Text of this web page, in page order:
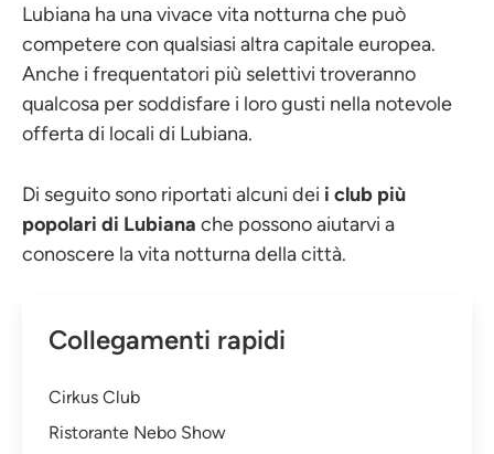
Lubiana ha una vivace vita notturna che può
competere con qualsiasi altra capitale europea.
Anche i frequentatori più selettivi troveranno
qualcosa per soddisfare i loro gusti nella notevole
offerta di locali di Lubiana.
Di seguito sono riportati alcuni dei i club più
popolari di Lubiana che possono aiutarvi a
conoscere la vita notturna della città.
Collegamenti rapidi
Cirkus Club
Ristorante Nebo Show